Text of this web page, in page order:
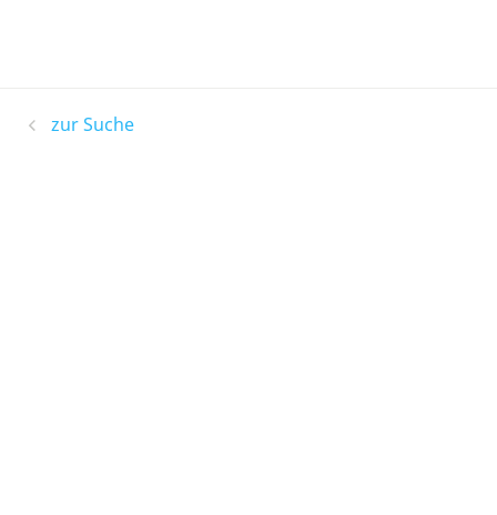
zur Suche